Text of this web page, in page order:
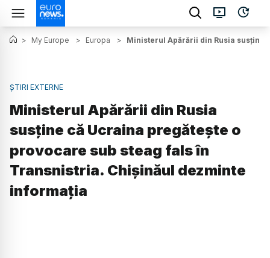
> My Europe > Europa > Ministerul Apărării din Rusia susține
ȘTIRI EXTERNE
Ministerul Apărării din Rusia
susține că Ucraina pregătește o
provocare sub steag fals în
Transnistria. Chișinăul dezminte
informația